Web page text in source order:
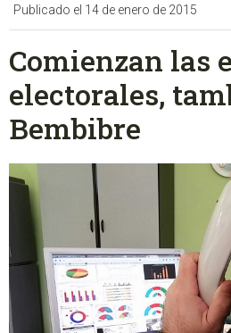
Publicado el 14 de enero de 2015
Comienzan las
electorales,
Bembibre